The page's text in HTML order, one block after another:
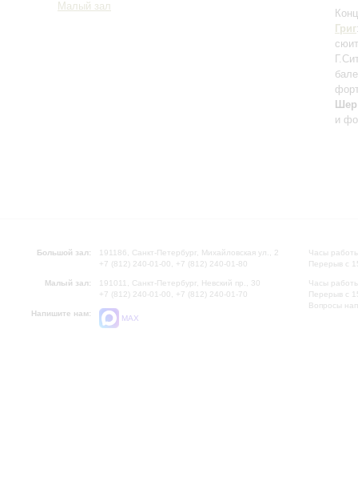
Малый зал
Григ
Шер
и
Большой зал:
191186, Санкт-Петербург, Михайловская ул., 2
+7 (812) 240-01-00, +7 (812) 240-01-80
Малый зал:
191011, Санкт-Петербург, Невский пр., 30
+7 (812) 240-01-00, +7 (812) 240-01-70
Напишите нам:
MAX
Часы
Перерыв с
Часы
Перерыв с
Вопросы